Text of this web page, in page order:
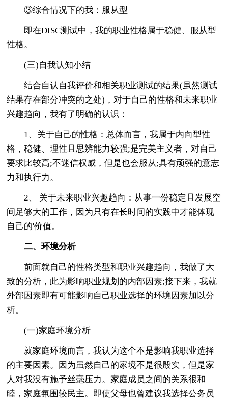
③综合情况下的我：服从型
即在DISC测试中，我的职业性格属于稳健、服从型
性格。
(三)自我认知小结
结合自认自我评价和相关职业测试的结果(虽然测试
结果存在部分冲突的之处)，对于自己的性格和未来职业
兴趣趋向，我有了明确的认识：
1、关于自己的性格：总体而言，我属于内向型性
格，稳健、理性且思辨能力较强;是完美主义者，对自己
要求比较高;不迷信权威，但是也会服从;具有顽强的意志
力和执行力。
2、 关于未来职业兴趣趋向：从事一份稳定且发展空
间足够大的工作，因为只有在长时间的实践中才能体现
自己的'价值。
二、环境分析
前面就自己的性格类型和职业兴趣趋向，我做了大
致的分析，此为影响职业规划的内部因素;接下来，我就
外部因素即有可能影响自己职业选择的环境因素加以分
析。
(一)家庭环境分析
就家庭环境而言，我认为这个不是影响我职业选择
的主要因素。因为虽然自己的家境不是很殷实，但是家
人对我没有施予丝毫压力。家庭成员之间的关系很和
睦，家庭氛围较民主。即使父母也曾建议我选择公务员